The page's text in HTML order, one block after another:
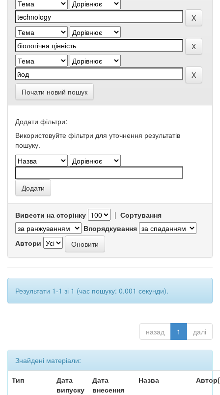
Почати новий пошук
Додати фільтри:
Використовуйте фільтри для уточнення результатів
пошуку.
Вивести на сторінку | Сортування
Впорядкування
Автори
Результати 1-1 зі 1 (час пошуку: 0.001 секунди).
назад 1 далі
Знайдені матеріали:
Тип
Дата
випуску
Дата
внесення
Назва